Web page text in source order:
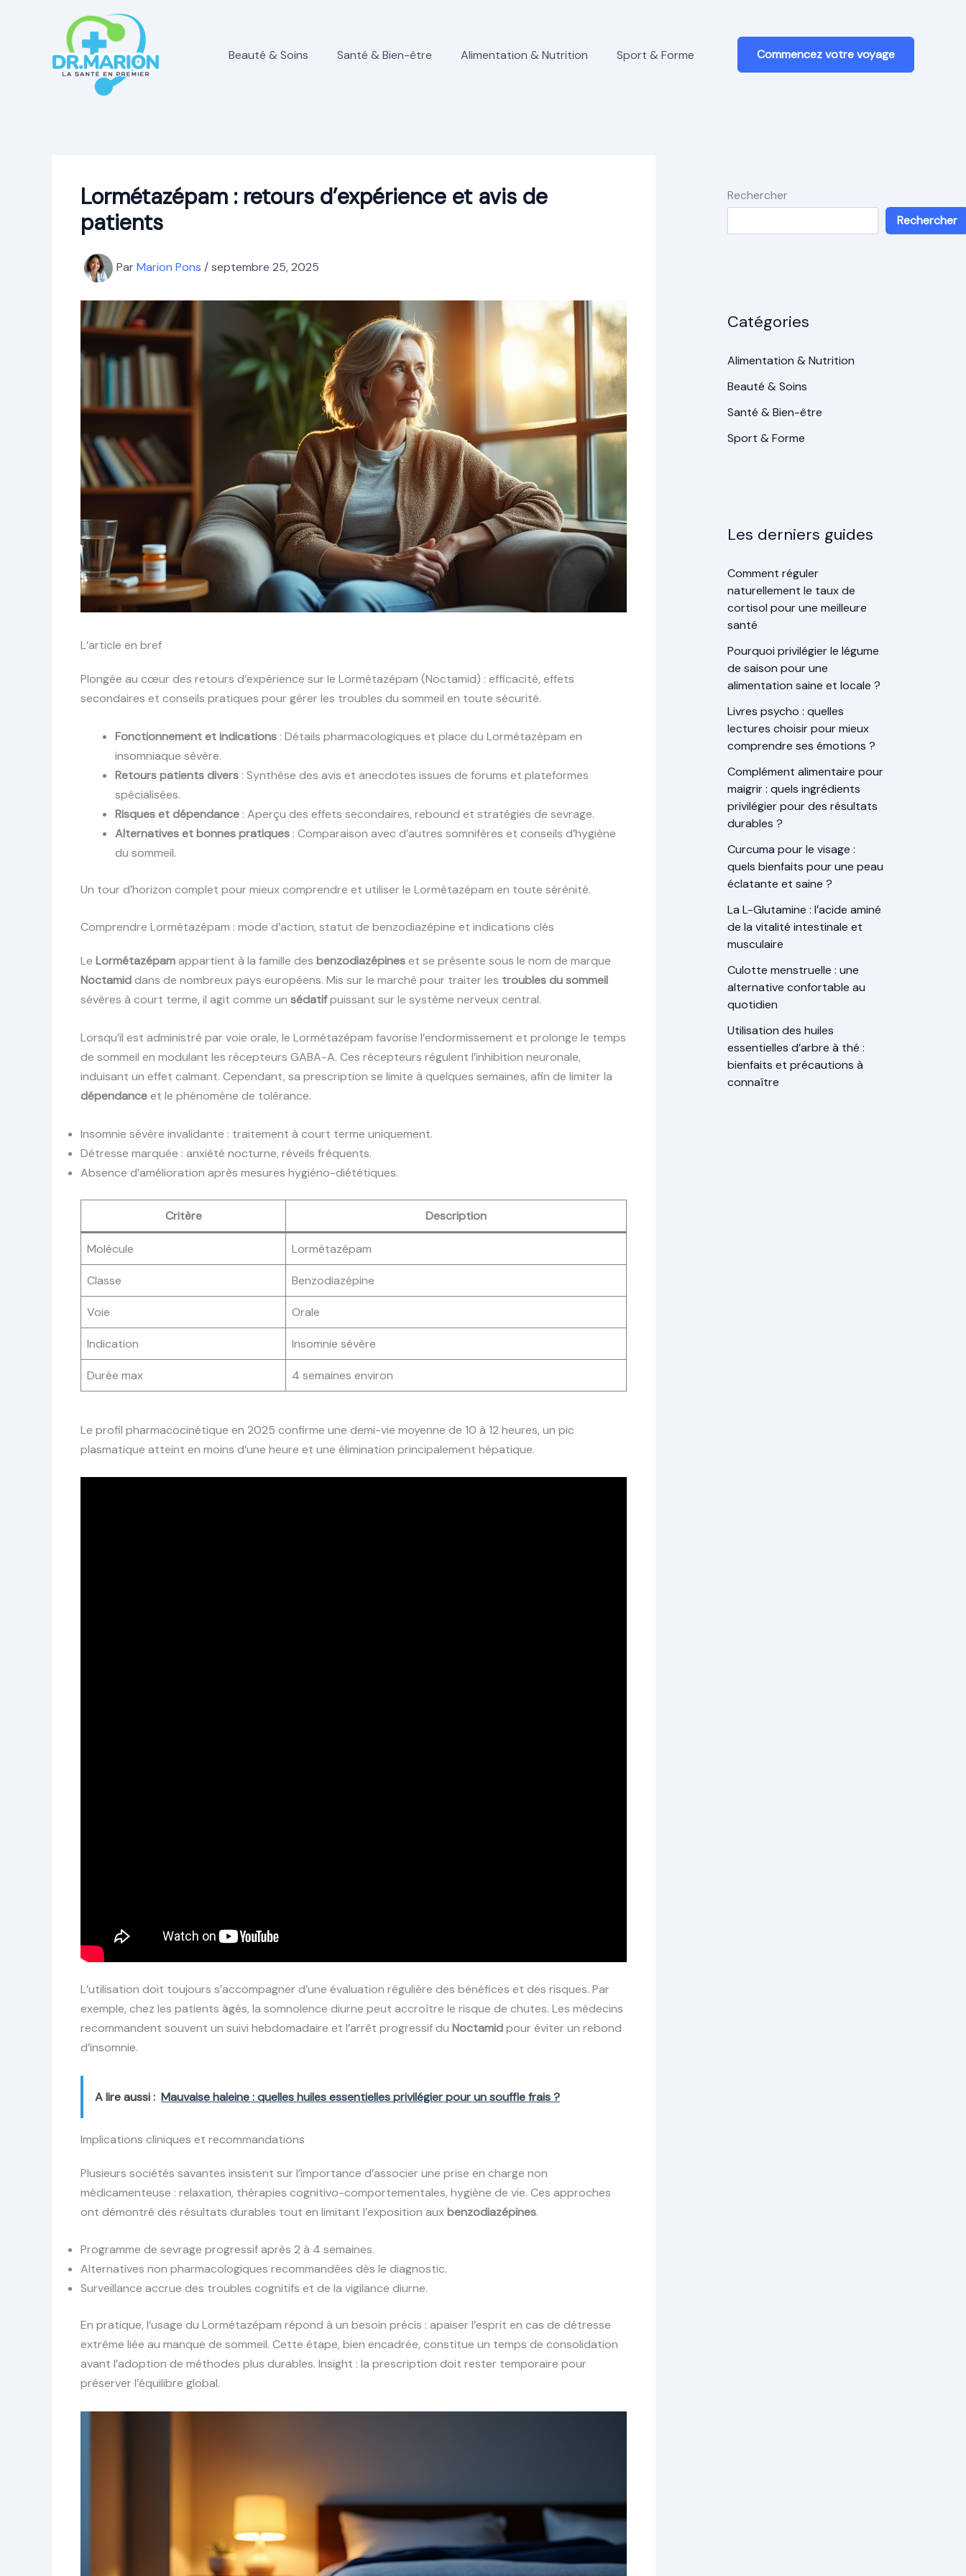
Beauté & Soins Santé & Bien-être Alimentation & Nutrition Sport & Forme Commencez votre voyage
Lormétazépam : retours d’expérience et avis de
patients
ParMarion Pons /septembre 25, 2025
L’article en bref
Plongée au cœur des retours d’expérience sur le Lormétazépam (Noctamid) : efficacité, effets
secondaires et conseils pratiques pour gérer les troubles du sommeil en toute sécurité.
Fonctionnement et indications : Détails pharmacologiques et place du Lormétazépam en
insomniaque sévère.
Retours patients divers : Synthèse des avis et anecdotes issues de forums et plateformes
spécialisées.
Risques et dépendance : Aperçu des effets secondaires, rebound et stratégies de sevrage.
Alternatives et bonnes pratiques : Comparaison avec d’autres somnifères et conseils d’hygiène
du sommeil.
Un tour d’horizon complet pour mieux comprendre et utiliser le Lormétazépam en toute sérénité.
Comprendre Lormétazépam : mode d’action, statut de benzodiazépine et indications clés
Le Lormétazépamappartient à la famille des benzodiazépineset se présente sous le nom de marque
Noctamiddans de nombreux pays européens. Mis sur le marché pour traiter les troubles du sommeil
sévères à court terme, il agit comme un sédatifpuissant sur le système nerveux central.
Lorsqu’il est administré par voie orale, le Lormétazépam favorise l’endormissement et prolonge le temps
de sommeil en modulant les récepteurs GABA-A. Ces récepteurs régulent l’inhibition neuronale,
induisant un effet calmant. Cependant, sa prescription se limite à quelques semaines, afin de limiter la
dépendanceet le phénomène de tolérance.
Insomnie sévère invalidante : traitement à court terme uniquement.
Détresse marquée : anxiété nocturne, réveils fréquents.
Absence d’amélioration après mesures hygiéno-diététiques.
Critère Description
Molécule Lormétazépam
Classe Benzodiazépine
Voie Orale
Indication Insomnie sévère
Durée max 4 semaines environ
Le profil pharmacocinétique en 2025 confirme une demi-vie moyenne de 10 à 12 heures, un pic
plasmatique atteint en moins d’une heure et une élimination principalement hépatique.
L’utilisation doit toujours s’accompagner d’une évaluation régulière des bénéfices et des risques. Par
exemple, chez les patients âgés, la somnolence diurne peut accroître le risque de chutes. Les médecins
recommandent souvent un suivi hebdomadaire et l’arrêt progressif du Noctamidpour éviter un rebond
d’insomnie.
A lire aussi : Mauvaise haleine : quelles huiles essentielles privilégier pour un souffle frais ?
Implications cliniques et recommandations
Plusieurs sociétés savantes insistent sur l’importance d’associer une prise en charge non
médicamenteuse : relaxation, thérapies cognitivo-comportementales, hygiène de vie. Ces approches
ont démontré des résultats durables tout en limitant l’exposition auxbenzodiazépines.
Programme de sevrage progressif après 2 à 4 semaines.
Alternatives non pharmacologiques recommandées dès le diagnostic.
Surveillance accrue des troubles cognitifs et de la vigilance diurne.
En pratique, l’usage du Lormétazépam répond à un besoin précis : apaiser l’esprit en cas de détresse
extrême liée au manque de sommeil. Cette étape, bien encadrée, constitue un temps de consolidation
avant l’adoption de méthodes plus durables. Insight : la prescription doit rester temporaire pour
préserver l’équilibre global.
Rechercher
Rechercher
Catégories
Alimentation & Nutrition
Beauté & Soins
Santé & Bien-être
Sport & Forme
Les derniers guides
Comment réguler
naturellement le taux de
cortisol pour une meilleure
santé
Pourquoi privilégier le légume
de saison pour une
alimentation saine et locale ?
Livres psycho : quelles
lectures choisir pour mieux
comprendre ses émotions ?
Complément alimentaire pour
maigrir : quels ingrédients
privilégier pour des résultats
durables ?
Curcuma pour le visage :
quels bienfaits pour une peau
éclatante et saine ?
La L-Glutamine : l’acide aminé
de la vitalité intestinale et
musculaire
Culotte menstruelle : une
alternative confortable au
quotidien
Utilisation des huiles
essentielles d’arbre à thé :
bienfaits et précautions à
connaître